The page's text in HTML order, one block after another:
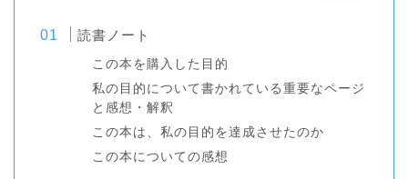
読書ノート
この本を購入した目的
私の目的について書かれている重要なページ
と感想・解釈
この本は、私の目的を達成させたのか
この本についての感想